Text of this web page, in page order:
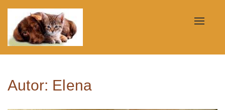
Toggle
Autor: Elena